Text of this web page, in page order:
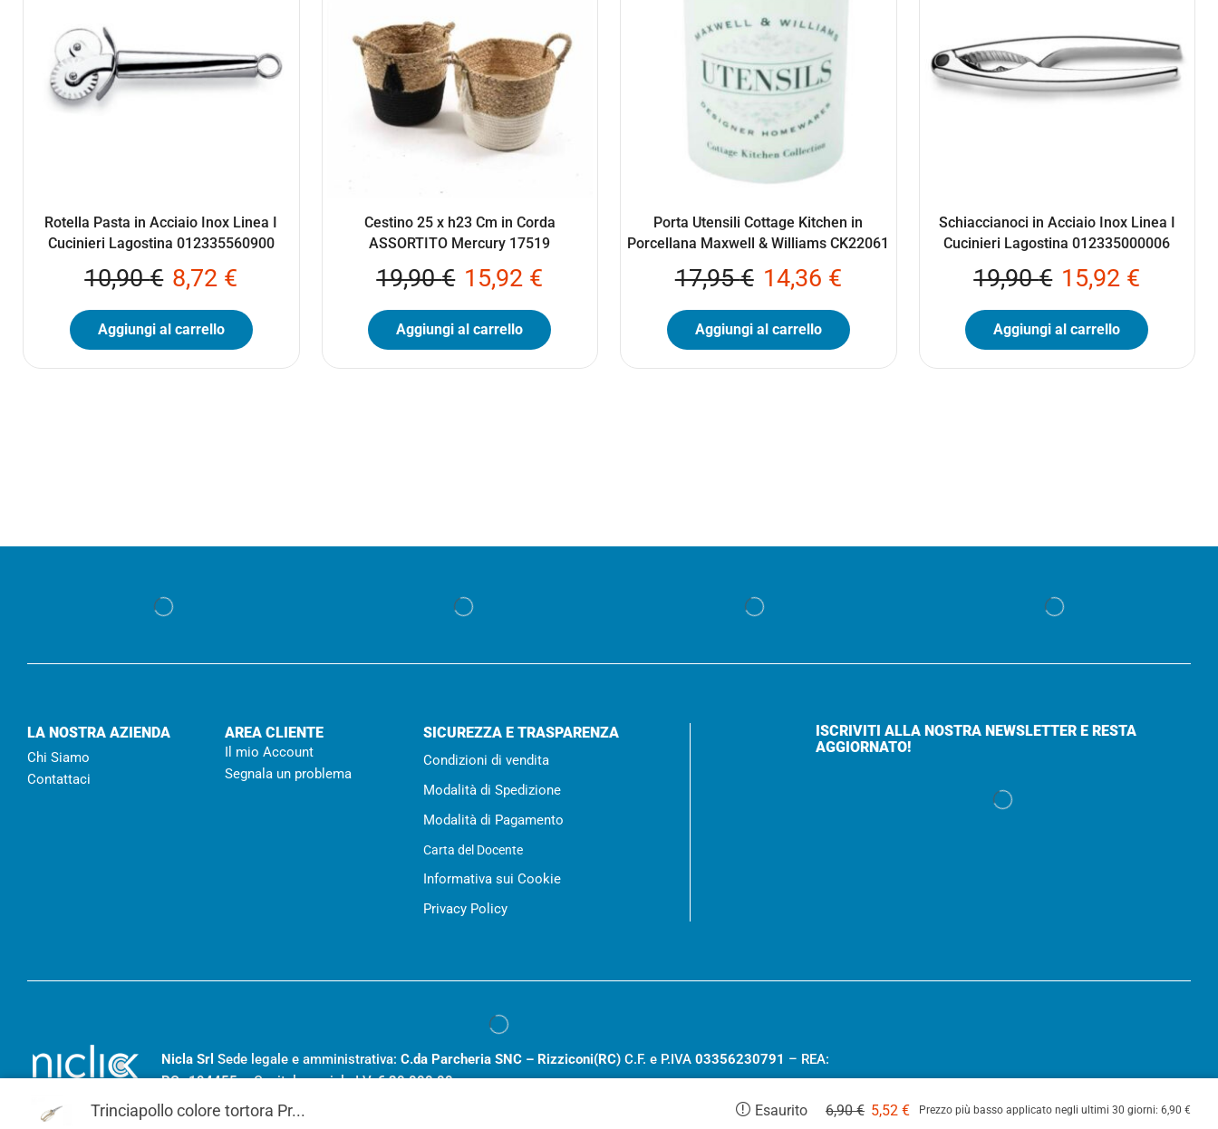
Rotella Pasta in Acciaio Inox Linea I
Cucinieri Lagostina 012335560900
10,90€ 8,72 €
Aggiungi al carrello
Cestino 25 x h23 Cm in Corda
ASSORTITO Mercury 17519
19,90€ 15,92 €
Aggiungi al carrello
Porta Utensili Cottage Kitchen in
Porcellana Maxwell & Williams CK22061
17,95€ 14,36 €
Aggiungi al carrello
Schiaccianoci in Acciaio Inox Linea I
Cucinieri Lagostina 012335000006
19,90€ 15,92 €
Aggiungi al carrello
LA NOSTRA AZIENDA
Chi Siamo
Contattaci
AREA CLIENTE
Il mio Account
Segnala un problema
SICUREZZA E TRASPARENZA
Condizioni di vendita
Modalità di Spedizione
Modalità di Pagamento
Carta del Docente
Informativa sui Cookie
Privacy Policy
ISCRIVITI ALLA NOSTRA NEWSLETTER E RESTA
AGGIORNATO!
Nicla Srl Sede legale e amministrativa:C.da Parcheria SNC – Rizziconi(RC) C.F. e P.IVA03356230791 – REA:
RC- 194455– Capitale sociale I.V.€ 20.000,00
Trinciapollo colore tortora Pr... 6,90€ 5,52 € Prezzo più basso applicato negli ultimi 30 giorni: 6,90 €
Esaurito